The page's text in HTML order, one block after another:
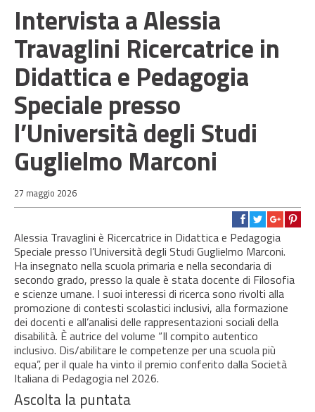
Intervista a Alessia
Travaglini Ricercatrice in
Didattica e Pedagogia
Speciale presso
l’Università degli Studi
Guglielmo Marconi
27 maggio 2026
Alessia Travaglini è Ricercatrice in Didattica e Pedagogia
Speciale presso l’Università degli Studi Guglielmo Marconi.
Ha insegnato nella scuola primaria e nella secondaria di
secondo grado, presso la quale è stata docente di Filosofia
e scienze umane. I suoi interessi di ricerca sono rivolti alla
promozione di contesti scolastici inclusivi, alla formazione
dei docenti e all’analisi delle rappresentazioni sociali della
disabilità. È autrice del volume “Il compito autentico
inclusivo. Dis/abilitare le competenze per una scuola più
equa”, per il quale ha vinto il premio conferito dalla Società
Italiana di Pedagogia nel 2026.
Ascolta la puntata